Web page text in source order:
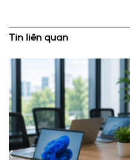
Tin liên quan